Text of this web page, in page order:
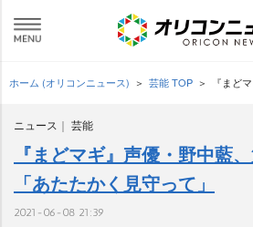
ホーム (オリコンニュース) 芸能 TOP 『まど
ニュース 芸能
『まどマギ』声優・野中藍
「あたたかく見守って」
2021-06-08 21:39